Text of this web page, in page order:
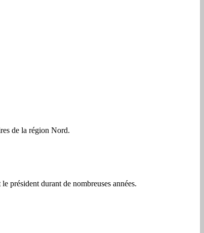
de la région Nord.
président durant de nombreuses années.